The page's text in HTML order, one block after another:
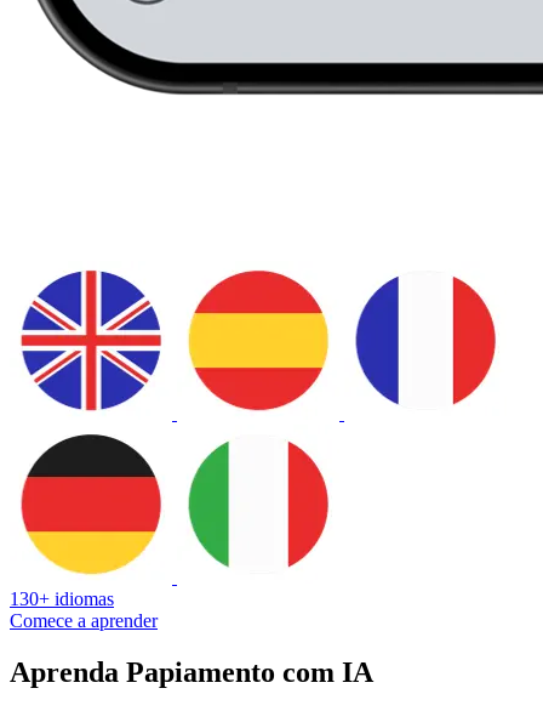
130+ idiomas
Comece a aprender
Aprenda Papiamento com IA